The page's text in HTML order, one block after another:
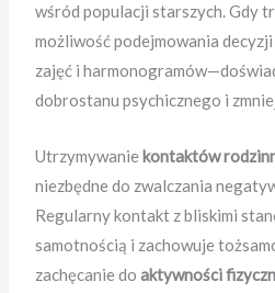
wśród populacji starszych. Gdy
możliwość podejmowania
zajęć i
dobrostanu psychicznego i
Utrzymywaniekontaktów
niezbędne do zwalczania
Regularny kontakt z bliskimi
samotnością i zachowuje
zachęcanie doaktywności